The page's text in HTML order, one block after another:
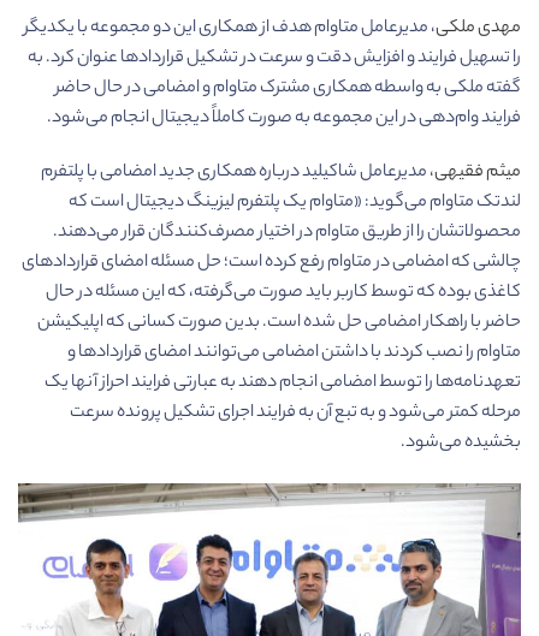
مهدی ملکی، مدیرعامل متاوام هدف از همکاری این دو مجموعه با یکدیگر
را تسهیل فرایند و افزایش دقت و سرعت در تشکیل قراردادها عنوان کرد. به
گفته ملکی به واسطه همکاری مشترک متاوام و امضامی در حال حاضر
فرایند وام‌دهی در این مجموعه به صورت کاملاً دیجیتال انجام می‌شود.
میثم فقیهی، مدیرعامل شاکیلید درباره همکاری جدید امضامی با پلتفرم
لندتک متاوام می‌گوید: «متاوام یک پلتفرم لیزینگ دیجیتال است که
محصولاتشان را از طریق متاوام در اختیار مصرف‌کنندگان قرار می‌دهند.
چالشی که امضامی در متاوام رفع کرده است؛ حل مسئله امضای قراردادهای
کاغذی بوده که توسط کاربر باید صورت می‌گرفته، که این مسئله در حال
حاضر با راهکار امضامی حل شده است. بدین صورت کسانی که اپلیکیشن
متاوام را نصب کردند با داشتن امضامی می‌توانند امضای‌ قراردادها و
تعهدنامه‌ها را توسط امضامی انجام دهند به عبارتی فرایند احراز آنها یک
مرحله کمتر می‌شود و به تبع آن به فرایند اجرای تشکیل پرونده سرعت
بخشیده می‌شود.